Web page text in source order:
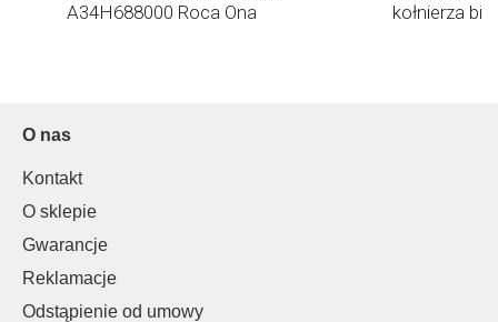
A34H688000 Roca Ona
kołnierza
O nas
Kontakt
O sklepie
Gwarancje
Reklamacje
Odstąpienie od umowy